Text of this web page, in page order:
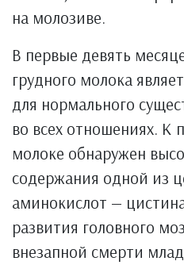
на молозиве.
В первые девять
грудного молока
для нормального
во всех отношениях. К
молоке обнаружен
содержания одной из
аминокислот —
развития головного
внезапной смерти